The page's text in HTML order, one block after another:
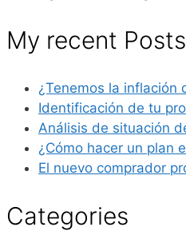
My recent Posts
¿Tenemos la inflación
Identificación de tu
Análisis de situación
¿Cómo hacer un plan
El nuevo comprador
Categories